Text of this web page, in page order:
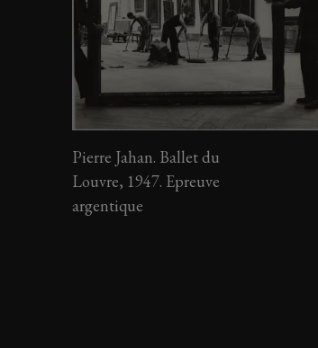
Pierre Jahan. Ballet du
Louvre, 1947. Epreuve
argentique